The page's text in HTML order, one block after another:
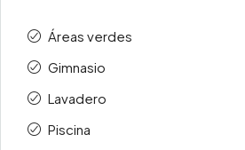
Áreas verdes
Gimnasio
Lavadero
Piscina